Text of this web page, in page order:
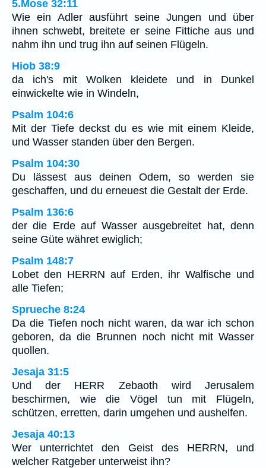
5.Mose 32:11
Wie ein Adler ausführt seine Jungen und über
ihnen schwebt, breitete er seine Fittiche aus und
nahm ihn und trug ihn auf seinen Flügeln.
Hiob 38:9
da ich's mit Wolken kleidete und in Dunkel
einwickelte wie in Windeln,
Psalm 104:6
Mit der Tiefe deckst du es wie mit einem Kleide,
und Wasser standen über den Bergen.
Psalm 104:30
Du lässest aus deinen Odem, so werden sie
geschaffen, und du erneuest die Gestalt der Erde.
Psalm 136:6
der die Erde auf Wasser ausgebreitet hat, denn
seine Güte währet ewiglich;
Psalm 148:7
Lobet den HERRN auf Erden, ihr Walfische und
alle Tiefen;
Sprueche 8:24
Da die Tiefen noch nicht waren, da war ich schon
geboren, da die Brunnen noch nicht mit Wasser
quollen.
Jesaja 31:5
Und der HERR Zebaoth wird Jerusalem
beschirmen, wie die Vögel tun mit Flügeln,
schützen, erretten, darin umgehen und aushelfen.
Jesaja 40:13
Wer unterrichtet den Geist des HERRN, und
welcher Ratgeber unterweist ihn?